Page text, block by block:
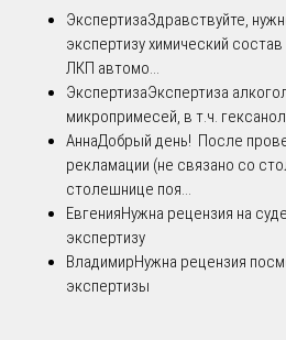
ЭкспертизаЗдравствуйте,
экспертизу химический
ЛКП автомо...
ЭкспертизаЭкспертиза
микропримесей, в т.ч.
АннаДобрый день! После
рекламации (не связано со
столешнице поя...
ЕвгенияНужна рецензия на
экспертизу
ВладимирНужна рецензия
экспертизы